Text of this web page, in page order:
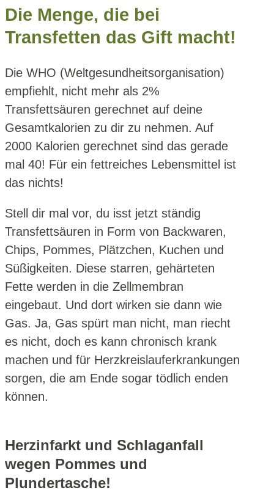
Die Menge, die bei
Transfetten das Gift macht!
Die WHO (Weltgesundheitsorganisation)
empfiehlt, nicht mehr als 2%
Transfettsäuren gerechnet auf deine
Gesamtkalorien zu dir zu nehmen. Auf
2000 Kalorien gerechnet sind das gerade
mal 40! Für ein fettreiches Lebensmittel ist
das nichts!
Stell dir mal vor, du isst jetzt ständig
Transfettsäuren in Form von Backwaren,
Chips, Pommes, Plätzchen, Kuchen und
Süßigkeiten. Diese starren, gehärteten
Fette werden in die Zellmembran
eingebaut. Und dort wirken sie dann wie
Gas. Ja, Gas spürt man nicht, man riecht
es nicht, doch es kann chronisch krank
machen und für Herzkreislauferkrankungen
sorgen, die am Ende sogar tödlich enden
können.
Herzinfarkt und Schlaganfall
wegen Pommes und
Plundertasche!